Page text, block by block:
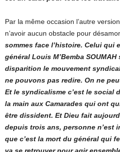
Par la même occasion l’autre
n’avoir aucun obstacle pour
sommes face l’histoire. Celui qui
général Louis M’Bemba
disparition le mouvement
ne pouvons pas redire. On ne
Et le syndicalisme c’est le social
la main aux Camarades qui ont
être dissident. Et Dieu fait
depuis trois ans, personne n’est
que c’est la mort du général qui
va se retrouver pour agir